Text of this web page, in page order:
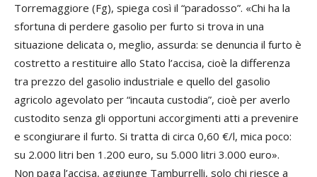
Torremaggiore (Fg), spiega così il “paradosso”. «Chi ha la
sfortuna di perdere gasolio per furto si trova in una
situazione delicata o, meglio, assurda: se denuncia il furto è
costretto a restituire allo Stato l’accisa, cioè la differenza
tra prezzo del gasolio industriale e quello del gasolio
agricolo agevolato per “incauta custodia”, cioè per averlo
custodito senza gli opportuni accorgimenti atti a prevenire
e scongiurare il furto. Si tratta di circa 0,60 €/l, mica poco:
su 2.000 litri ben 1.200 euro, su 5.000 litri 3.000 euro».
Non paga l’accisa, aggiunge Tamburrelli, solo chi riesce a